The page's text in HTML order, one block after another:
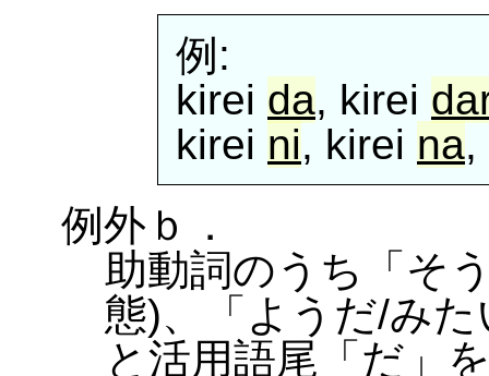
例:
kirei da, kirei
kirei ni, kirei na
例外ｂ．
助動詞のうち「そ
態)、「ようだ/み
と活用語尾「だ」